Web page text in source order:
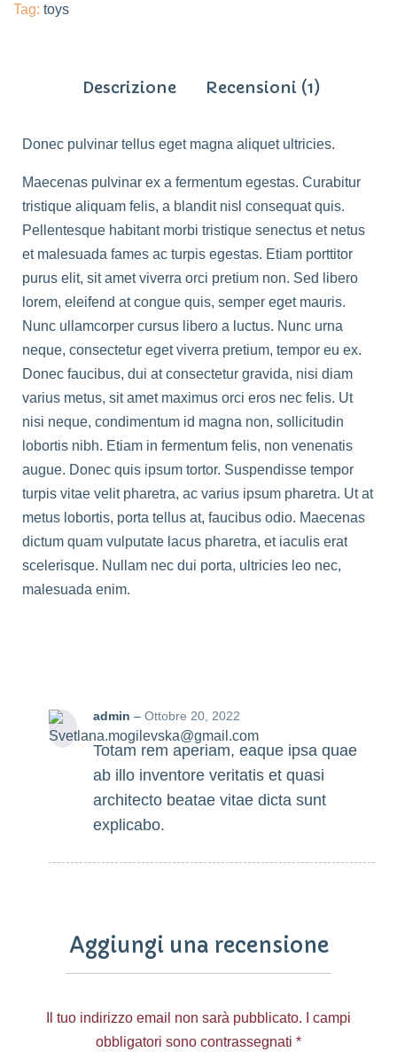
Tag: toys
Descrizione Recensioni (1)
Donec pulvinar tellus eget magna aliquet ultricies.
Maecenas pulvinar ex a fermentum egestas. Curabitur
tristique aliquam felis, a blandit nisl consequat quis.
Pellentesque habitant morbi tristique senectus et netus
et malesuada fames ac turpis egestas. Etiam porttitor
purus elit, sit amet viverra orci pretium non. Sed libero
lorem, eleifend at congue quis, semper eget mauris.
Nunc ullamcorper cursus libero a luctus. Nunc urna
neque, consectetur eget viverra pretium, tempor eu ex.
Donec faucibus, dui at consectetur gravida, nisi diam
varius metus, sit amet maximus orci eros nec felis. Ut
nisi neque, condimentum id magna non, sollicitudin
lobortis nibh. Etiam in fermentum felis, non venenatis
augue. Donec quis ipsum tortor. Suspendisse tempor
turpis vitae velit pharetra, ac varius ipsum pharetra. Ut at
metus lobortis, porta tellus at, faucibus odio. Maecenas
dictum quam vulputate lacus pharetra, et iaculis erat
scelerisque. Nullam nec dui porta, ultricies leo nec,
malesuada enim.
admin – Ottobre 20, 2022
Totam rem aperiam, eaque ipsa quae
ab illo inventore veritatis et quasi
architecto beatae vitae dicta sunt
explicabo.
Aggiungi una recensione
Il tuo indirizzo email non sarà pubblicato.
I campi
obbligatori sono contrassegnati *